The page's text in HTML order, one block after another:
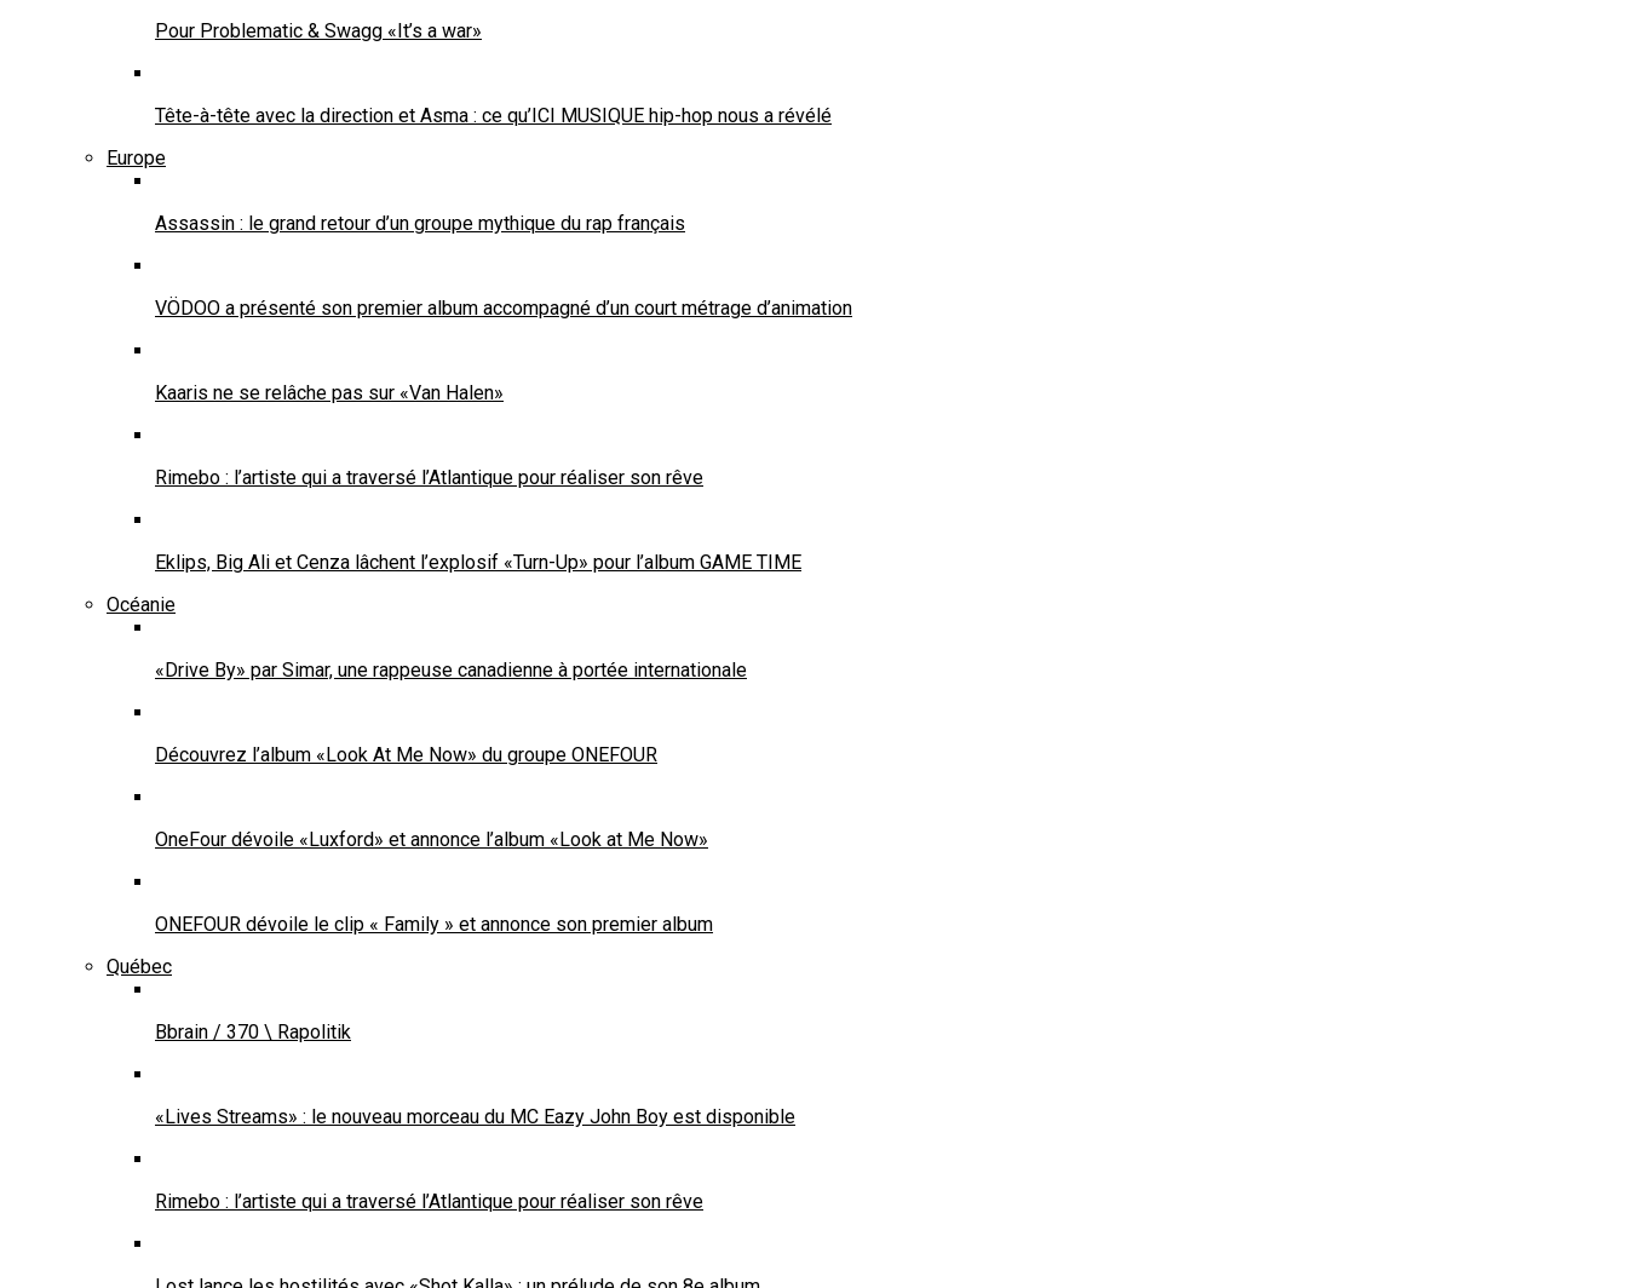
Pour Problematic & Swagg «It’s a war»
Tête-à-tête avec la direction et Asma : ce qu’ICI MUSIQUE hip-hop nous a révélé
Europe
Assassin : le grand retour d’un groupe mythique du rap français
VÖDOO a présenté son premier album accompagné d’un court métrage d’animation
Kaaris ne se relâche pas sur «Van Halen»
Rimebo : l’artiste qui a traversé l’Atlantique pour réaliser son rêve
Eklips, Big Ali et Cenza lâchent l’explosif «Turn-Up» pour l’album GAME TIME
Océanie
«Drive By» par Simar, une rappeuse canadienne à portée internationale
Découvrez l’album «Look At Me Now» du groupe ONEFOUR
OneFour dévoile «Luxford» et annonce l’album «Look at Me Now»
ONEFOUR dévoile le clip « Family » et annonce son premier album
Québec
Bbrain / 370 \ Rapolitik
«Lives Streams» : le nouveau morceau du MC Eazy John Boy est disponible
Rimebo : l’artiste qui a traversé l’Atlantique pour réaliser son rêve